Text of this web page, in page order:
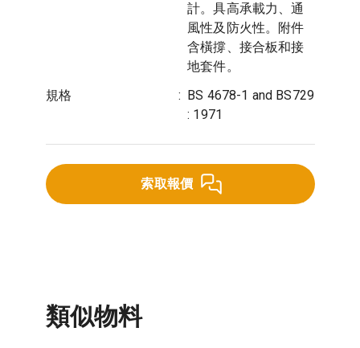
計。具高承載力、通
風性及防火性。附件
含橫撐、接合板和接
地套件。
規格
: BS 4678-1 and BS729
: 1971
索取報價
類似物料